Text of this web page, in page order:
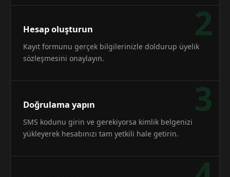
2
Hesap oluşturun
Kayıt formunu gerçek bilgilerinizle doldurup üyelik
sözleşmesini onaylayın.
3
Doğrulama yapın
SMS kodunu girin ve gerekiyorsa kimlik belgenizi
yükleyerek hesabınızı tam yetkili hale getirin.